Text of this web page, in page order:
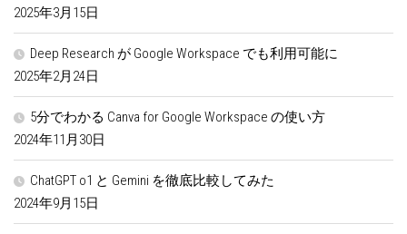
2025年3月15日
Deep Research が Google Workspace でも利用可能に
2025年2月24日
5分でわかる Canva for Google Workspace の使い方
2024年11月30日
ChatGPT o1 と Gemini を徹底比較してみた
2024年9月15日